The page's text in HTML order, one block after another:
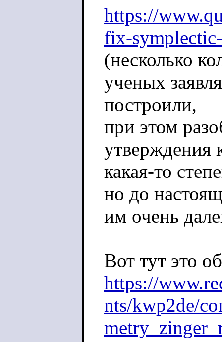
https://
fix-
(несколько
ученых
построили,
при этом
утверждения
какая-то
но до
им очень
Вот тут это
https://
nts/kwp2de/